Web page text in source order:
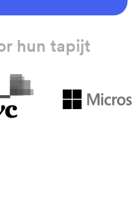
hun tapijt